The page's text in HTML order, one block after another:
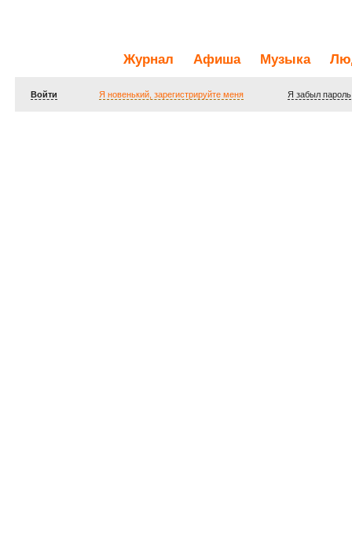
Журнал Афиша Музыка
Войти Я новенький, зарегистрируйте меня Я забыл пароль